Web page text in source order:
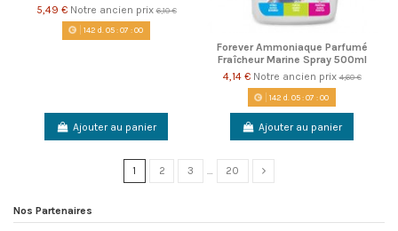
5,49 € Notre ancien prix6,10 €
142 d. 05:07 :00
Ajouter au panier
Forever Ammoniaque Parfumé
Fraîcheur Marine Spray 500ml
4,14 € Notre ancien prix4,60 €
142 d. 05:07 :00
Ajouter au panier
1 2 3 … 20
Nos Partenaires